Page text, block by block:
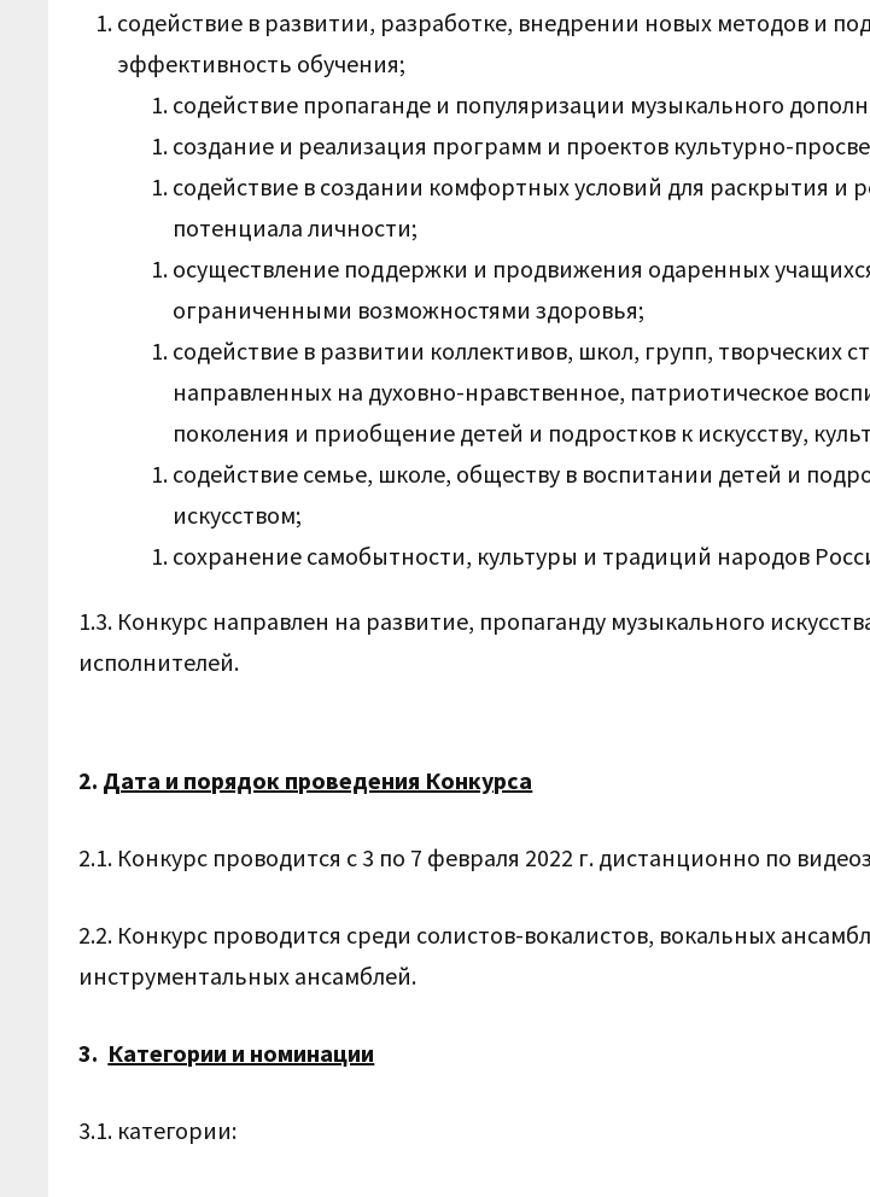
содействие в развитии, разработке, внедрении новых методов и
эффективность обучения;
содействие пропаганде и популяризации музыкального
создание и реализация программ и проектов культурно-
содействие в создании комфортных условий для раскрытия и
потенциала личности;
осуществление поддержки и продвижения одаренных
ограниченными возможностями здоровья;
содействие в развитии коллективов, школ, групп, творческих
направленных на духовно-нравственное, патриотическое
поколения и приобщение детей и подростков к искусству,
содействие семье, школе, обществу в воспитании детей и
искусством;
сохранение самобытности, культуры и традиций народов
1.3. Конкурс направлен на развитие, пропаганду музыкального
исполнителей.
2. Дата и порядок проведения Конкурса
2.1. Конкурс проводится с 3 по 7 февраля 2022 г. дистанционно по
2.2. Конкурс проводится среди солистов-вокалистов, вокальных
инструментальных ансамблей.
3. Категории и номинации
3.1. категории: